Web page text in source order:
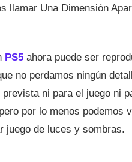
llamar Una Dimensión
PS5 ahora puede ser
no perdamos ningún
ni para el juego ni
por lo menos podemos
juego de luces y sombras.